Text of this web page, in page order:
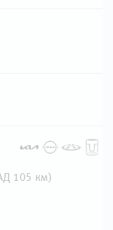
105 км)